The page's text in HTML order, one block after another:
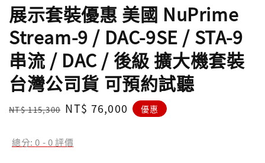
展示套裝優惠 美國 NuPrime
Stream-9 / DAC-9SE / STA-9
串流 / DAC / 後級 擴大機套裝
台灣公司貨 可預約試聽
Regular
NT$ 115,300 Sale
NT$ 76,000 優惠
總分:0 -0評價